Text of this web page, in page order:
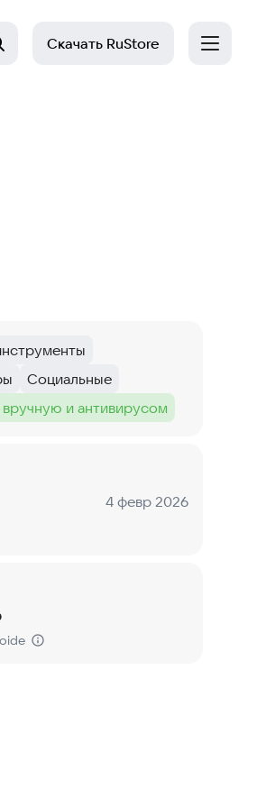
Скачать RuStore
Тег:
Социальные
и антивирусом
Дата:
4 февр 2026